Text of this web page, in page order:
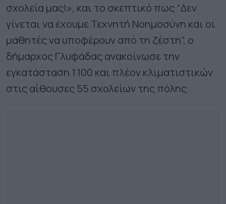
σχολεία μας!», και το σκεπτικό πως “Δεν
γίνεται να έχουμε Τεχνητή Νοημοσύνη και οι
μαθητές να υποφέρουν από τη ζέστη”, ο
δήμαρχος Γλυφάδας ανακοίνωσε την
εγκατάσταση 1.100 και πλέον κλιματιστικών
στις αίθουσες 55 σχολείων της πόλης.